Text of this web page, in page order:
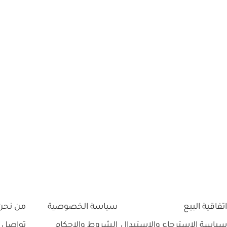
اتفاقية البيع
سياسة الخصوصية
من